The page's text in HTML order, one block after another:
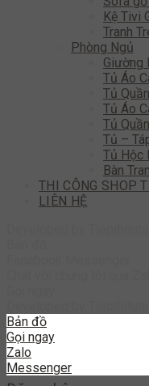
Kệ Tivi
Tranh
Phòng Ngủ
Giường
Tủ Áo
Tủ
Tủ Áo
Tủ
Tủ –
Tủ Hộc
Bàn
THI CÔNG SHOP
LIÊN HỆ
Bản đồ
Gọi ngay
Zalo
Messenger